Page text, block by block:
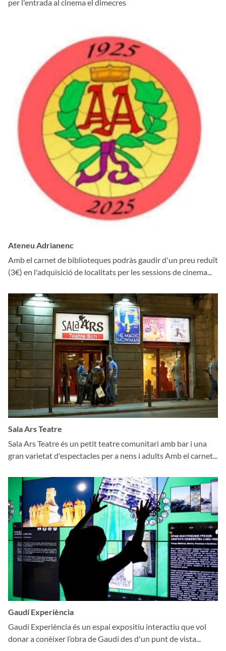
per l'entrada al cinema el dimecres
Ateneu Adrianenc
Amb el carnet de biblioteques podràs gaudir d'un preu reduït
(3€) en l'adquisició de localitats per les sessions de cinema...
Sala Ars Teatre
Sala Ars Teatre és un petit teatre comunitari amb bar i una
gran varietat d'espectacles per a nens i adults Amb el carnet...
Gaudí Experiència
Gaudí Experiència és un espai expositiu interactiu que vol
donar a conèixer l’obra de Gaudí des d'un punt de vista...